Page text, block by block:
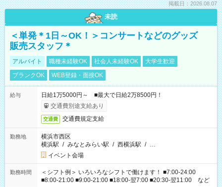
掲載日：2026.08.07
未読
＜単発＊1日～OK！＞コンサートなどのグッズ
販売スタッフ＊
アルバイト 職種未経験OK 社会人未経験OK
大学生歓迎
ブランクOK
WEB登録・面接OK
給与
日給1万5000円～ ■最大で日給2万8500円！
交通費別途支給あり
交通費 交通費規定支給
勤務地
横浜市西区
横浜駅 / みなとみらい駅 / 西横浜駅 / …
イベント会場
勤務時間
＜シフト例＞ いろいろなシフトで働けます！ ■7:00-24:00
■8:00-21:00 ■9:00-21:00 ■18:00-翌7:00 ■20:30-翌11:00 など